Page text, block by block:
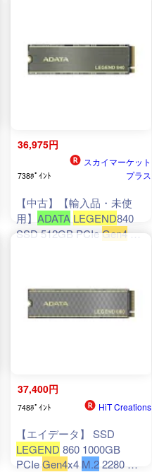
ィン搭載 放熱設計 アルミ
ヒートシンク SLCキャッシ
36,975円
738ﾎﾟｲﾝﾄ
スカイマーケット
プラス
【中古】【輸入品・未使
用】 ADATA LEGEND840
SSD 512GB PCIeGen4x4
37,400円
748ﾎﾟｲﾝﾄ HiT Creations
【エイデータ】 SSD
LEGEND 860 1000GB
PCIeGen4x4 M.22280 最